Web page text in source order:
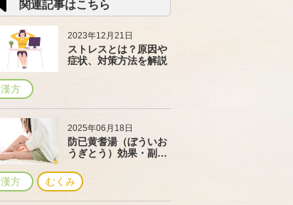
関連記事はこちら
2023年12月21日
ストレスとは？原因や
症状、対策方法を解説
漢方
2025年06月18日
防已黄耆湯（ぼういお
うぎとう）効果・副作
説
漢方 むくみ